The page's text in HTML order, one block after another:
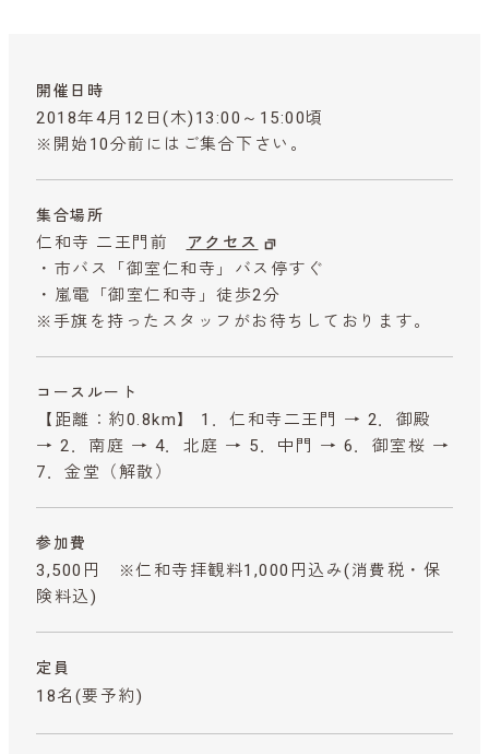
開催日時
2018年4月12日(木)13:00～15:00頃
※開始10分前にはご集合下さい。
集合場所
仁和寺 二王門前
アクセス
・市バス「御室仁和寺」バス停すぐ
・嵐電「御室仁和寺」徒歩2分
※手旗を持ったスタッフがお待ちしております。
コースルート
【距離：約0.8km】 1．仁和寺二王門 → 2．御殿
→ 2．南庭 → 4．北庭 → 5．中門 → 6．御室桜 →
7．金堂（解散）
参加費
3,500円 ※仁和寺拝観料1,000円込み(消費税・保
険料込)
定員
18名(要予約)